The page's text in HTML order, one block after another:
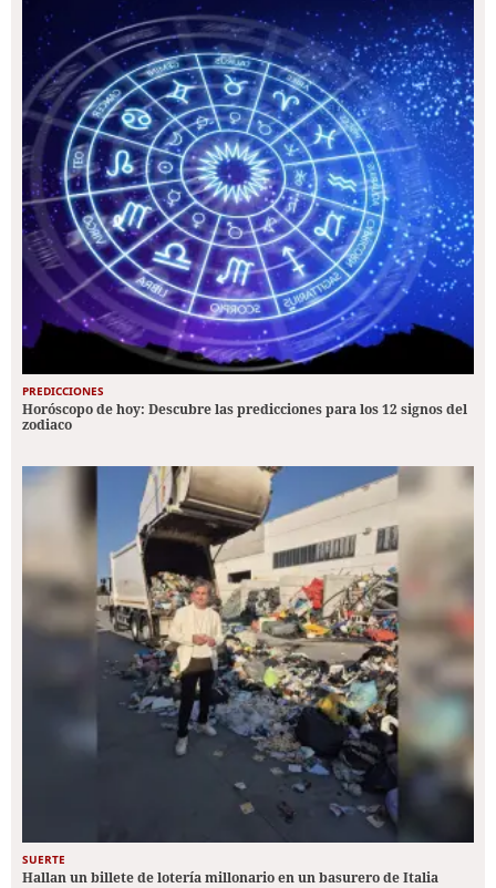
PREDICCIONES
Horóscopo de hoy: Descubre las predicciones para los 12 signos del
zodiaco
SUERTE
Hallan un billete de lotería millonario en un basurero de Italia